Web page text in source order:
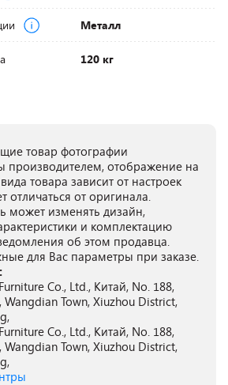
Металл
120 кг
товар фотографии
производителем, отображение на
товара зависит от настроек
отличаться от оригинала.
может изменять дизайн,
и комплектацию
об этом продавца.
для Вас параметры при заказе.
Co., Ltd., Китай, No. 188,
Wangdian Town, Xiuzhou District,
Co., Ltd., Китай, No. 188,
Wangdian Town, Xiuzhou District,